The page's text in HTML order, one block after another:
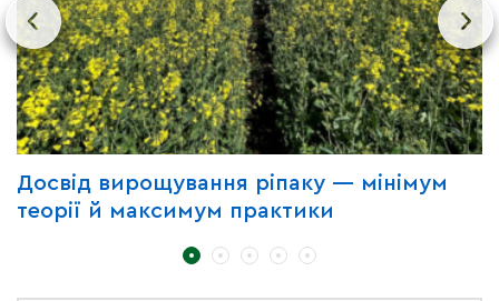
Досвід вирощування ріпаку — мінімум
теорії й максимум практики